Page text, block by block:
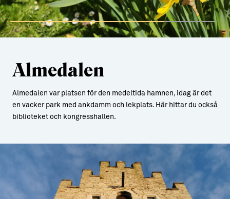
Almedalen
Almedalen var platsen för den medeltida hamnen, idag är det
en vacker park med ankdamm och lekplats. Här hittar du också
biblioteket och kongresshallen.